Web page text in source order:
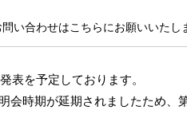
い合わせはこちらにお願いいたし
を予定しております。
時期が延期されましたため、